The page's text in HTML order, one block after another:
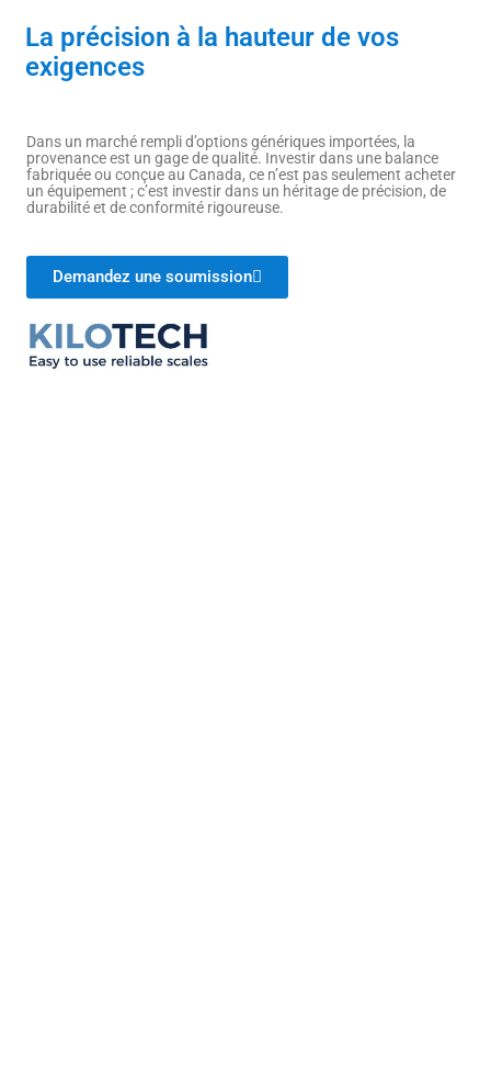
La précision à la hauteur de vos
exigences
Dans un marché rempli d’options génériques importées, la
provenance est un gage de qualité. Investir dans une balance
fabriquée ou conçue au Canada, ce n’est pas seulement acheter
un équipement ; c’est investir dans un héritage de précision, de
durabilité et de conformité rigoureuse.
Demandez une soumission